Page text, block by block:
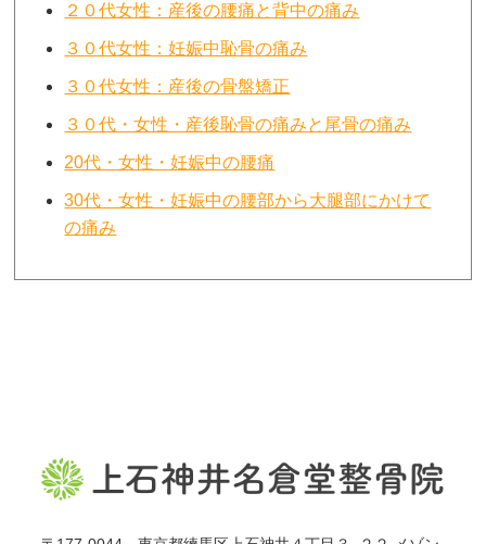
２０代女性：産後の腰痛と背中の痛み
３０代女性：妊娠中恥骨の痛み
３０代女性：産後の骨盤矯正
３０代・女性・産後恥骨の痛みと尾骨の痛み
20代・女性・妊娠中の腰痛
30代・女性・妊娠中の腰部から大腿部にかけて
の痛み